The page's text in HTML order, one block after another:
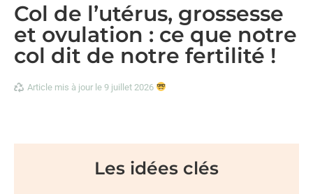
Col de l’utérus, grossesse
et ovulation : ce que notre
col dit de notre fertilité !
Article mis à jour le 9 juillet 2026
Les idées clés